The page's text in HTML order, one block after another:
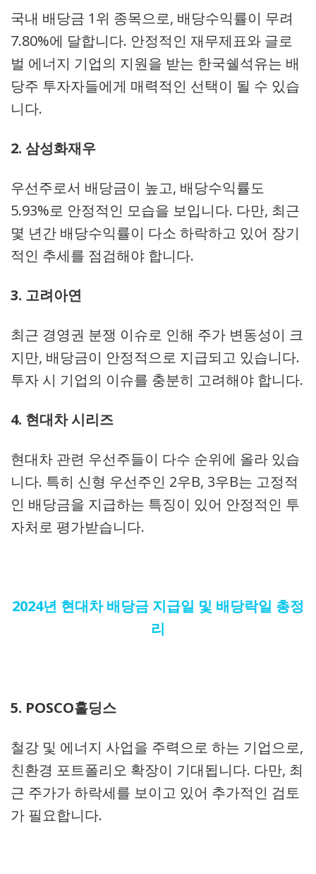
국내 배당금 1위 종목으로, 배당수익률이 무려
7.80%에 달합니다. 안정적인 재무제표와 글로
벌 에너지 기업의 지원을 받는 한국쉘석유는 배
당주 투자자들에게 매력적인 선택이 될 수 있습
니다.
2. 삼성화재우
우선주로서 배당금이 높고, 배당수익률도
5.93%로 안정적인 모습을 보입니다. 다만, 최근
몇 년간 배당수익률이 다소 하락하고 있어 장기
적인 추세를 점검해야 합니다.
3. 고려아연
최근 경영권 분쟁 이슈로 인해 주가 변동성이 크
지만, 배당금이 안정적으로 지급되고 있습니다.
투자 시 기업의 이슈를 충분히 고려해야 합니다.
4. 현대차 시리즈
현대차 관련 우선주들이 다수 순위에 올라 있습
니다. 특히 신형 우선주인 2우B, 3우B는 고정적
인 배당금을 지급하는 특징이 있어 안정적인 투
자처로 평가받습니다.
2024년 현대차 배당금 지급일 및 배당락일 총정
리
5. POSCO홀딩스
철강 및 에너지 사업을 주력으로 하는 기업으로,
친환경 포트폴리오 확장이 기대됩니다. 다만, 최
근 주가가 하락세를 보이고 있어 추가적인 검토
가 필요합니다.